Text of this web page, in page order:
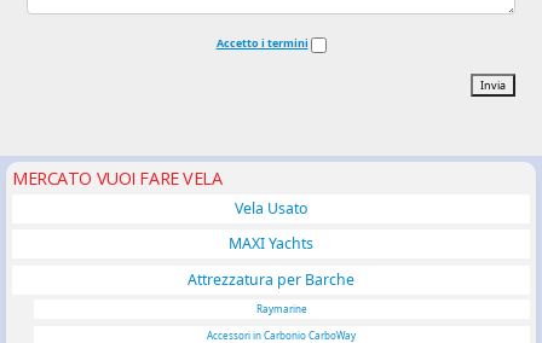
Accetto i termini
Invia
MERCATO VUOI FARE VELA
Vela Usato
MAXI Yachts
Attrezzatura per Barche
Raymarine
Accessori in Carbonio CarboWay